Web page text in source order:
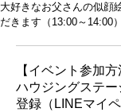
大好きなお父さんの似顔
だきます（13:00～14:00）
【イベント参加方
ハウジングステ
登録（LINEマイ